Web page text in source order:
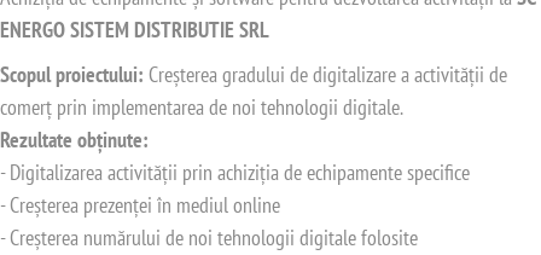
ENERGO SISTEM DISTRIBUTIE SRL
Scopul proiectului: Creșterea gradului de digitalizare a activității de
comerț prin implementarea de noi tehnologii digitale.
Rezultate obținute:
- Digitalizarea activității prin achiziția de echipamente specifice
- Creșterea prezenței în mediul online
- Creșterea numărului de noi tehnologii digitale folosite